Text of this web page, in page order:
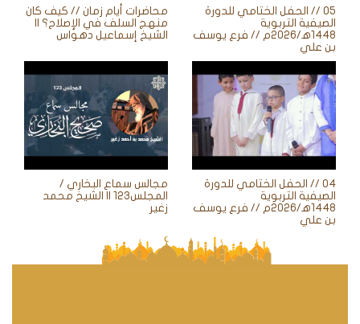
محاضرات أيام زمان // كيف كان
منهج السلف في الإصلاح؟ ||
الشيخ إسماعيل دهواس
05 // الحفل الختامي للدورة
الصيفية التربوية
1448ه‍/2026م // فرع يوسف
بن علي
مجالس سماع البخاري /
المجلس123 || الشيخ محمد
زغير
04 // الحفل الختامي للدورة
الصيفية التربوية
1448ه‍/2026م // فرع يوسف
بن علي